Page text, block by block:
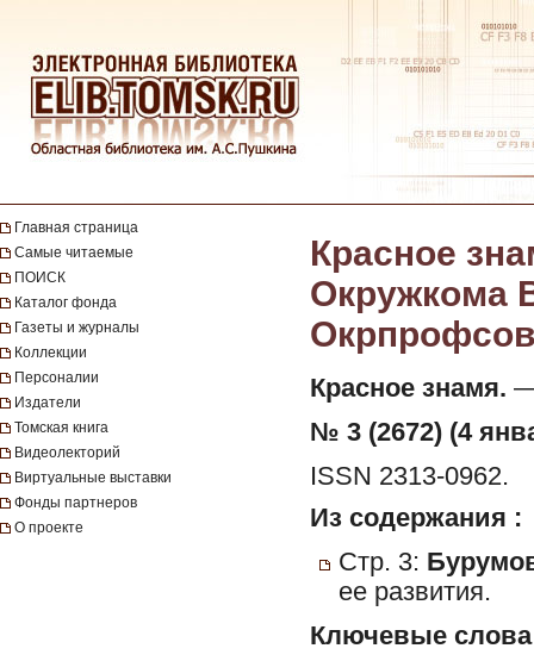
Главная страница
Самые читаемые
ПОИСК
Каталог фонда
Газеты и журналы
Коллекции
Персоналии
Издатели
Томская книга
Видеолекторий
Виртуальные выставки
Фонды партнеров
О проекте
Красное
Окружкома
Красное знамя. —
№ 3 (2672) (4
ISSN 2313-0962.
Из содержания :
Стр. 3:
ее развития.
Ключевые слова